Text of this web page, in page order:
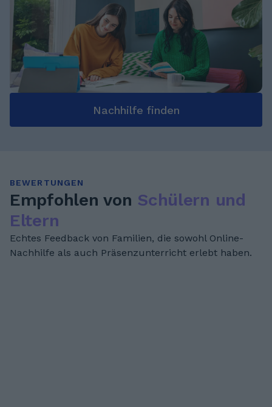
Nachhilfe finden
BEWERTUNGEN
Empfohlen von Schülern und
Eltern
Echtes Feedback von Familien, die sowohl Online-
Nachhilfe als auch Präsenzunterricht erlebt haben.